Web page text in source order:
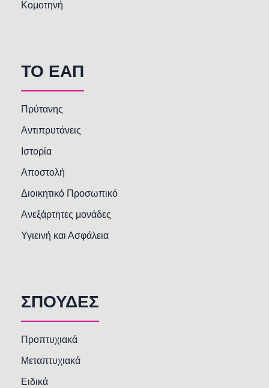
Κομοτηνή
TO EAΠ
Πρύτανης
Αντιπρυτάνεις
Ιστορία
Αποστολή
Διοικητικό Προσωπικό
Ανεξάρτητες μονάδες
Υγιεινή και Ασφάλεια
ΣΠΟΥΔΕΣ
Προπτυχιακά
Μεταπτυχιακά
Ειδικά